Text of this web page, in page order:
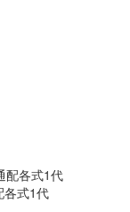
各式1代